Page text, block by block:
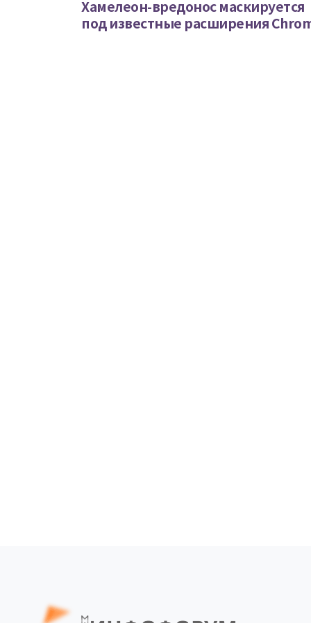
Хамелеон-вредонос маскируется
под известные расширения